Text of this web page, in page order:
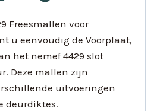
Freesmallen voor
u eenvoudig de Voorplaat,
het nemef 4429 slot
Deze mallen zijn
uitvoeringen
deurdiktes.